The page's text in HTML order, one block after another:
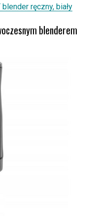
ręczny, biały
blenderem